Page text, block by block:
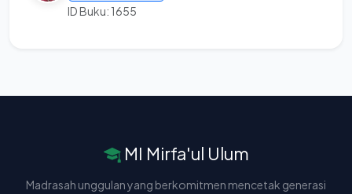
ID Buku: 1655
MI Mirfa'ul Ulum
Madrasah unggulan yang berkomitmen mencetak generasi